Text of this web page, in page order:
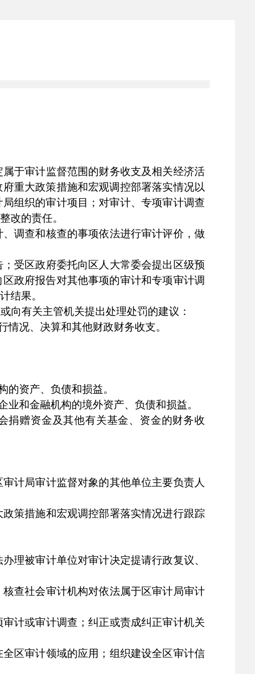
于审计监督范围的财务收支及相关经济活
重大政策措施和宏观调控部署落实情况以
组织的审计项目；对审计、专项审计调查
改的责任。
调查和核查的事项依法进行审计评价，做
受区政府委托向区人大常委会提出区级预
政府报告对其他事项的审计和专项审计调
结果。
向有关主管机关提出处理处罚的建议：
况、决算和其他财政财务收支。
资产、负债和损益。
和金融机构的境外资产、负债和损益。
捐赠资金及其他有关基金、资金的财务收
计局审计监督对象的其他单位主要负责人
策措施和宏观调控部署落实情况进行跟踪
理被审计单位对审计决定提请行政复议、
查社会审计机构对依法属于区审计局审计
计或审计调查；纠正或责成纠正审计机关
区审计领域的应用；组织建设全区审计信